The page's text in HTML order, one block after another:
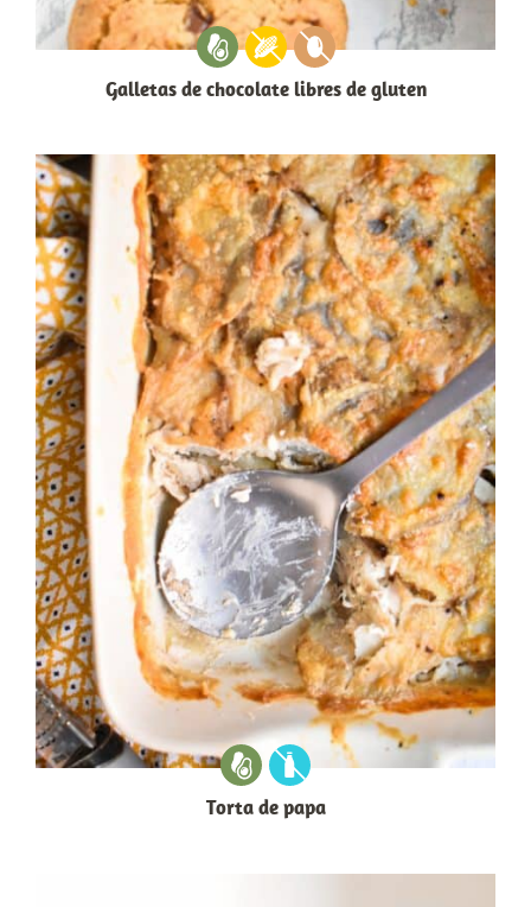
Galletas de chocolate libres de gluten
Torta de papa